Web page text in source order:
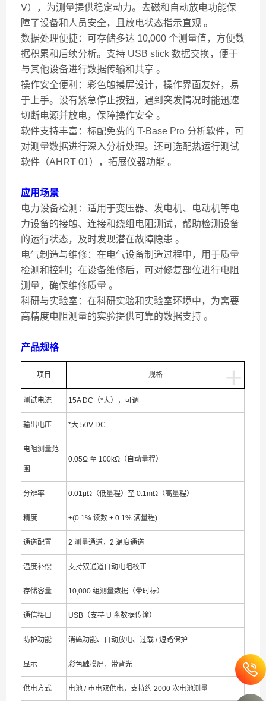
V），为测量提供稳定动力。去磁和自动放电功能保
障了设备和人员安全，且放电状态指示直观 。
数据处理便捷：可存储多达 10,000 个测量值，方便数
据积累和后续分析。支持 USB stick 数据交换，便于
与其他设备进行数据传输和共享 。
操作安全便利：彩色触摸屏设计，操作界面友好，易
于上手。设有紧急停止按钮，遇到突发情况时能迅速
切断电源并放电，保障操作安全 。
软件支持丰富：标配免费的 T-Base Pro 分析软件，可
对测量数据进行深入分析处理。还可选配热运行测试
软件（AHRT 01），拓展仪器功能 。
应用场景
电力设备检测：适用于变压器、发电机、电动机等电
力设备的接触、连接和绕组电阻测试，帮助检测设备
的运行状态，及时发现潜在故障隐患 。
电气制造与维修：在电气设备制造过程中，用于质量
检测和控制；在设备维修后，可对修复部位进行电阻
测量，确保维修质量 。
科研与实验室：在科研实验和实验室环境中，为需要
高精度电阻测量的实验提供可靠的数据支持 。
产品规格
+
项目 规格
测试电流 15A DC（*大），可调
输出电压 *大 50V DC
电阻测量范
围
0.05Ω 至 100kΩ（自动量程）
分辨率 0.01μΩ（低量程）至 0.1mΩ（高量程）
精度 ±(0.1% 读数 + 0.1% 满量程)
通道配置 2 测量通道，2 温度通道
温度补偿 支持双通道自动电阻校正
存储容量 10,000 组测量数据（带时标）
通信接口 USB（支持 U 盘数据传输）
防护功能 消磁功能、自动放电、过载 / 短路保护
显示 彩色触摸屏，带背光
供电方式 电池 / 市电双供电，支持约 2000 次电池测量